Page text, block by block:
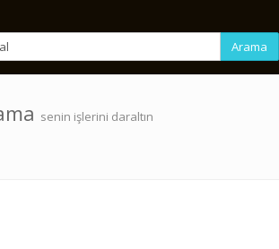
Arama
senin işlerini daraltın